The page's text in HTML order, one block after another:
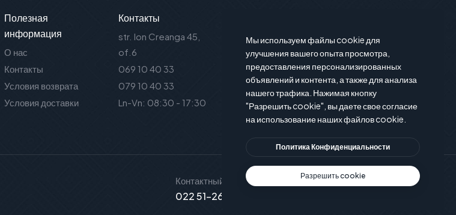
Полезная
информация
О нас
Контакты
Условия возврата
Условия доставки
Контакты
str. Ion Creanga 45,
of.6
069 10 40 33
079 10 40 33
Ln-Vn: 08:30 - 17:30
Подпишитесь на нашу рассылку и
вы будете в курсе последние
новости и предложения.
Контактный телефон
022 51-26-15
Служба поддержки
Мы используем файлы cookie для
улучшения вашего опыта просмотра,
предоставления персонализированных
объявлений и контента, а также для анализа
нашего трафика. Нажимая кнопку
"Разрешить cookie", вы даете свое согласие
на использование наших файлов cookie.
Политика Конфиденциальности
Разрешить cookie